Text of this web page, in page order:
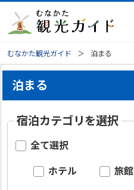
むなかた観光ガイド 泊まる
泊まる
宿泊カテゴリを選択
全て選択
ホテル 旅館